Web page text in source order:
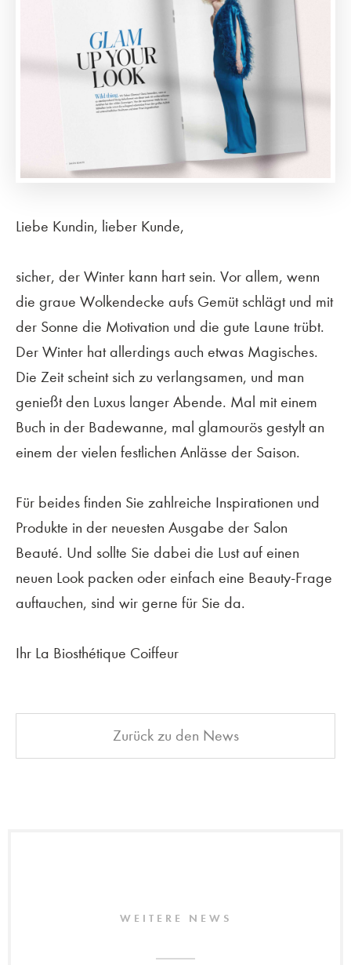
Liebe Kundin, lieber Kunde,
sicher, der Winter kann hart sein. Vor allem, wenn
die graue Wolkendecke aufs Gemüt schlägt und mit
der Sonne die Motivation und die gute Laune trübt.
Der Winter hat allerdings auch etwas Magisches.
Die Zeit scheint sich zu verlangsamen, und man
genießt den Luxus langer Abende. Mal mit einem
Buch in der Badewanne, mal glamourös gestylt an
einem der vielen festlichen Anlässe der Saison.
Für beides finden Sie zahlreiche Inspirationen und
Produkte in der neuesten Ausgabe der Salon
Beauté. Und sollte Sie dabei die Lust auf einen
neuen Look packen oder einfach eine Beauty-Frage
auftauchen, sind wir gerne für Sie da.
Ihr La Biosthétique Coiffeur
Zurück zu den News
WEITERE NEWS